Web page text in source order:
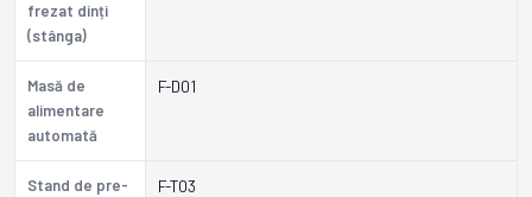
frezat dinți
(stânga)
Masă de
alimentare
automată
F-D01
Stand de pre-
F-T03